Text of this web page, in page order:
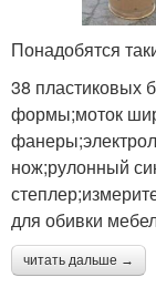
Понадобятся
38 пластиковых
формы;моток
нож;рулонный
для обивки
читать дальше →